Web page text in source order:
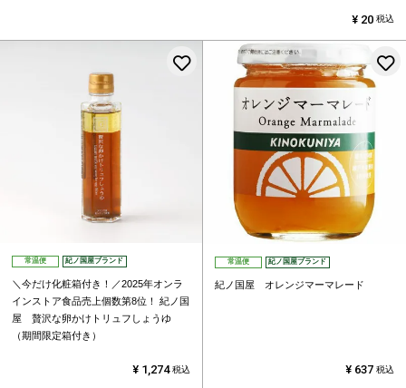
¥ 20 税込
常温便 紀ノ国屋ブランド
＼今だけ化粧箱付き！／2025年オンラ
インストア食品売上個数第8位！
紀ノ国
屋 贅沢な卵かけトリュフしょうゆ
（期間限定箱付き）
お気に入りに登録する
¥ 1,274 税込
常温便 紀ノ国屋ブランド
紀ノ国屋 オレンジマーマレード
¥ 637 税込